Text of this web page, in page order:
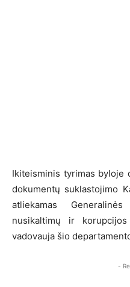
Ikiteisminis tyrimas byloje
dokumentų suklastojimo
atliekamas
nusikaltimų ir
vadovauja šio
-